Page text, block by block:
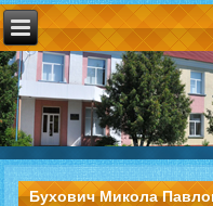
Бухович Микола